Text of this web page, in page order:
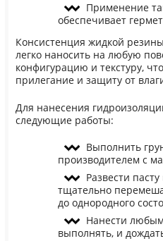
Применение
обеспечивает
Консистенция жидкой
легко наносить на любую
конфигурацию и текстуру,
прилегание и защиту от
Для нанесения
следующие работы:
Выполнить
производителем с
Развести
тщательно
до однородного
Нанести любым
выполнять, и